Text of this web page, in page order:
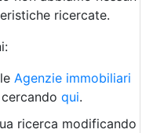
ricercate.
Agenzie immobiliari
qui.
ricerca modificando